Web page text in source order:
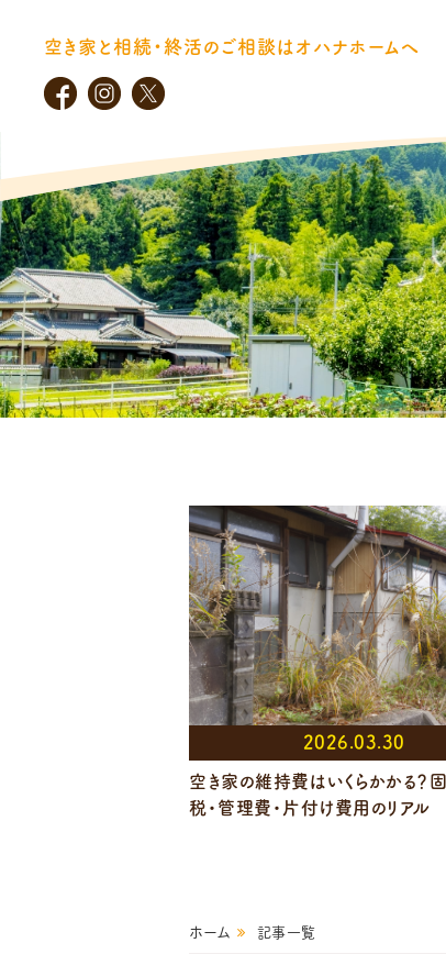
空き家と相続・終活のご相談はオハナホームへ
2026.03.30
空き家の維持費はいくらかかる？
税・管理費・片付け費用のリアル
ホーム 記事一覧